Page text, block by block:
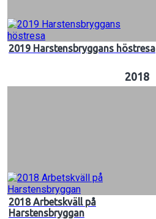
2019 Harstensbryggans höstresa
2018
2018 Arbetskväll på
Harstensbryggan